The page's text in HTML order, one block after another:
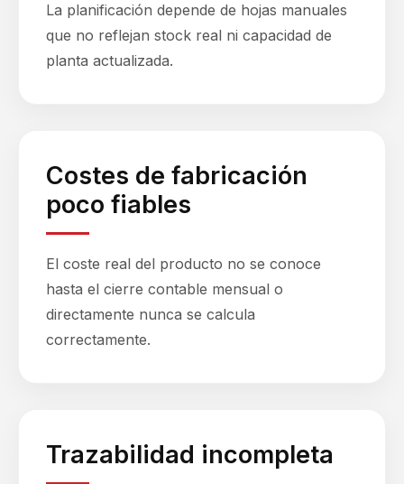
La planificación depende de hojas manuales
que no reflejan stock real ni capacidad de
planta actualizada.
Costes de fabricación
poco fiables
El coste real del producto no se conoce
hasta el cierre contable mensual o
directamente nunca se calcula
correctamente.
Trazabilidad incompleta